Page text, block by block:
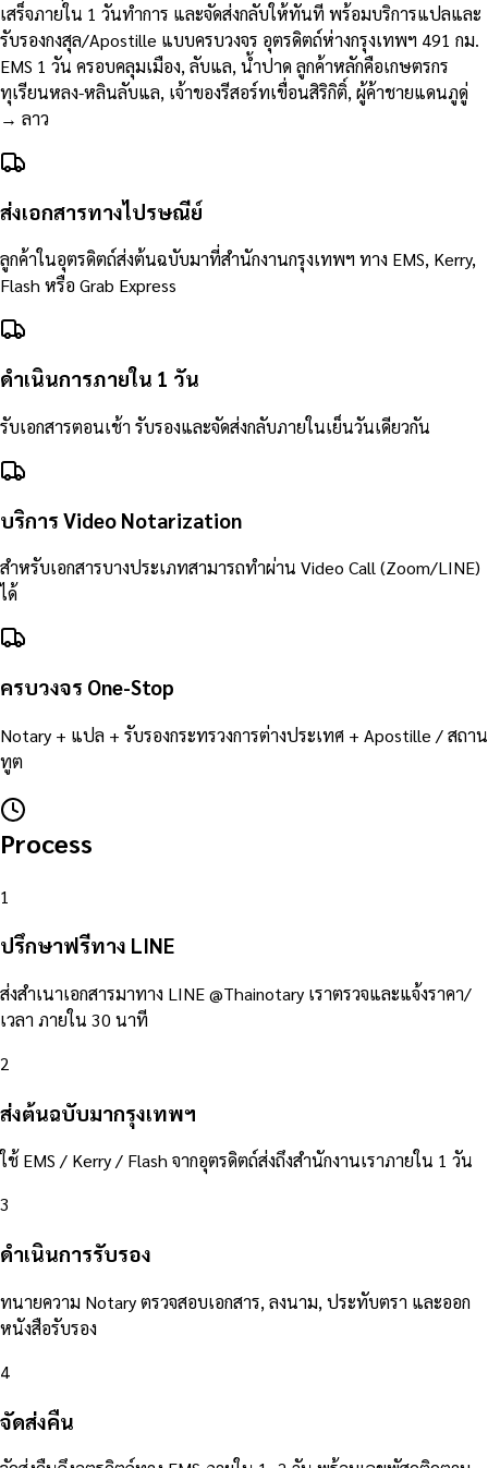
เสร็จภายใน 1 วันทำการ และจัดส่งกลับให้ทันที พร้อมบริการแปลและ
รับรองกงสุล/Apostille แบบครบวงจร อุตรดิตถ์ห่างกรุงเทพฯ 491 กม.
EMS 1 วัน ครอบคลุมเมือง, ลับแล, น้ำปาด ลูกค้าหลักคือเกษตรกร
ทุเรียนหลง-หลินลับแล, เจ้าของรีสอร์ทเขื่อนสิริกิติ์, ผู้ค้าชายแดนภูดู่
→ ลาว
ส่งเอกสารทางไปรษณีย์
ลูกค้าในอุตรดิตถ์ส่งต้นฉบับมาที่สำนักงานกรุงเทพฯ ทาง EMS, Kerry,
Flash หรือ Grab Express
ดำเนินการภายใน 1 วัน
รับเอกสารตอนเช้า รับรองและจัดส่งกลับภายในเย็นวันเดียวกัน
บริการ Video Notarization
สำหรับเอกสารบางประเภทสามารถทำผ่าน Video Call (Zoom/LINE)
ได้
ครบวงจร One-Stop
Notary + แปล + รับรองกระทรวงการต่างประเทศ + Apostille / สถาน
ทูต
Process
1
ปรึกษาฟรีทาง LINE
ส่งสำเนาเอกสารมาทาง LINE @Thainotary เราตรวจและแจ้งราคา/
เวลา ภายใน 30 นาที
2
ส่งต้นฉบับมากรุงเทพฯ
ใช้ EMS / Kerry / Flash จากอุตรดิตถ์ส่งถึงสำนักงานเราภายใน 1 วัน
3
ดำเนินการรับรอง
ทนายความ Notary ตรวจสอบเอกสาร, ลงนาม, ประทับตรา และออก
หนังสือรับรอง
4
จัดส่งคืน